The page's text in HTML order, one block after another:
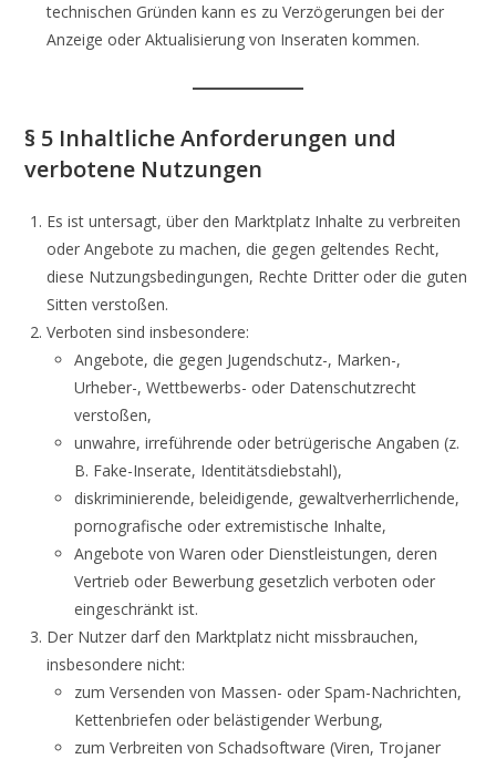
technischen Gründen kann es zu Verzögerungen bei der
Anzeige oder Aktualisierung von Inseraten kommen.
§ 5 Inhaltliche Anforderungen und
verbotene Nutzungen
Es ist untersagt, über den Marktplatz Inhalte zu verbreiten
oder Angebote zu machen, die gegen geltendes Recht,
diese Nutzungsbedingungen, Rechte Dritter oder die guten
Sitten verstoßen.
Verboten sind insbesondere:
Angebote, die gegen Jugendschutz-, Marken-,
Urheber-, Wettbewerbs- oder Datenschutzrecht
verstoßen,
unwahre, irreführende oder betrügerische Angaben (z.
B. Fake-Inserate, Identitätsdiebstahl),
diskriminierende, beleidigende, gewaltverherrlichende,
pornografische oder extremistische Inhalte,
Angebote von Waren oder Dienstleistungen, deren
Vertrieb oder Bewerbung gesetzlich verboten oder
eingeschränkt ist.
Der Nutzer darf den Marktplatz nicht missbrauchen,
insbesondere nicht:
zum Versenden von Massen- oder Spam-Nachrichten,
Kettenbriefen oder belästigender Werbung,
zum Verbreiten von Schadsoftware (Viren, Trojaner